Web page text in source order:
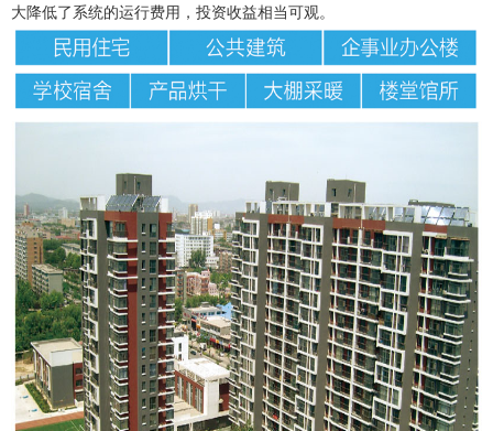
大降低了系统的运行费用，投资收益相当可观。